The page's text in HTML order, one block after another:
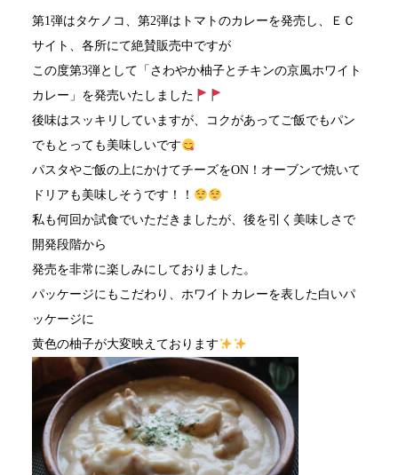
第1弾はタケノコ、第2弾はトマトのカレーを発売し、ＥＣ
サイト、各所にて絶賛販売中ですが
この度第3弾として「さわやか柚子とチキンの京風ホワイト
カレー」を発売いたしました
後味はスッキリしていますが、コクがあってご飯でもパン
でもとっても美味しいです
パスタやご飯の上にかけてチーズをON！オーブンで焼いて
ドリアも美味しそうです！！
私も何回か試食でいただきましたが、後を引く美味しさで
開発段階から
発売を非常に楽しみにしておりました。
パッケージにもこだわり、ホワイトカレーを表した白いパ
ッケージに
黄色の柚子が大変映えております